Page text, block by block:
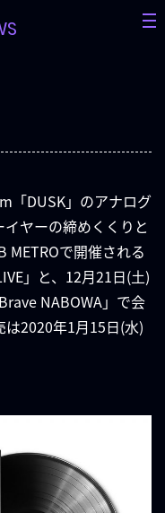
「DUSK」のアナログ
ヤーの締めくくりと
METROで開催される
」と、12月21日(土)
NABOWA」で会
2020年1月15日(水)